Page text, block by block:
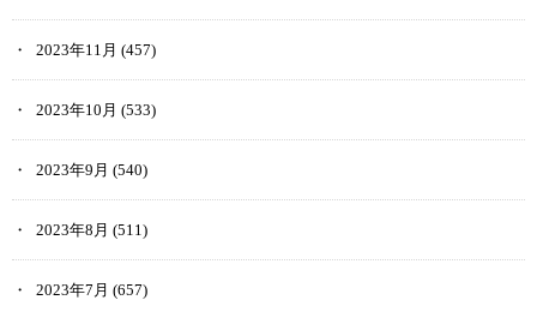
2023年11月 (457)
2023年10月 (533)
2023年9月 (540)
2023年8月 (511)
2023年7月 (657)